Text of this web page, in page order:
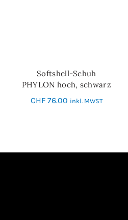
SCHNELL-EINKAUF
Softshell-Schuh
PHYLON hoch, schwarz
CHF76.00 inkl. MWST